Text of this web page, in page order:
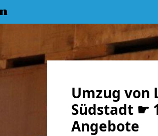
Umzug von
Südstadt ☛
Angebote